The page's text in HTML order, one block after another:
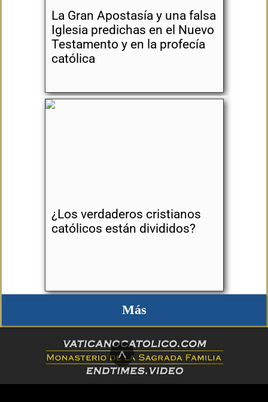
La Gran Apostasía y una falsa
Iglesia predichas en el Nuevo
Testamento y en la profecía
católica
¿Los verdaderos cristianos
católicos están divididos?
Más
^